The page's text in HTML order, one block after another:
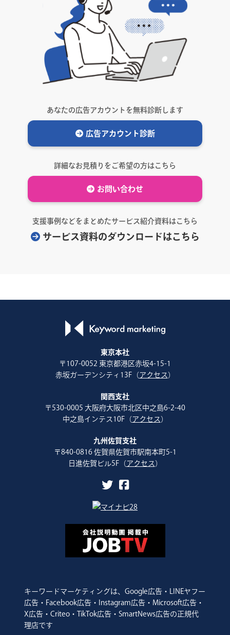
あなたの広告アカウントを無料診断します
広告アカウント診断
詳細なお見積りをご希望の方はこちら
お問い合わせ
支援事例などをまとめたサービス紹介資料はこちら
サービス資料のダウンロードはこちら
東京本社
〒107-0052 東京都港区赤坂4-15-1
赤坂ガーデンシティ13F（アクセス）
関西支社
〒530-0005 大阪府大阪市北区中之島6-2-40
中之島インテス10F（アクセス）
九州佐賀支社
〒840-0816 佐賀県佐賀市駅南本町5-1
日進佐賀ビル5F（アクセス）
キーワードマーケティングは、Google広告・LINEヤフー
広告・Facebook広告・Instagram広告・Microsoft広告・
X広告・Criteo・TikTok広告・SmartNews広告の正規代
理店です